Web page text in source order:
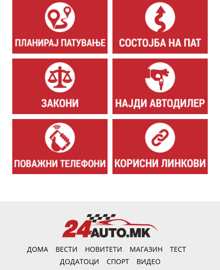
ДОМА ВЕСТИ НОВИТЕТИ МАГАЗИН
ТЕСТ
ДОДАТОЦИ
СПОРТ ВИДЕО